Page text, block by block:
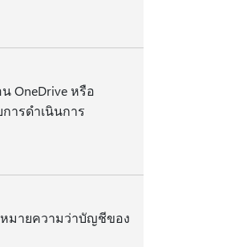
OneDrive หรือ
ารดําเนินการ
มายความว่าบัญชีของ